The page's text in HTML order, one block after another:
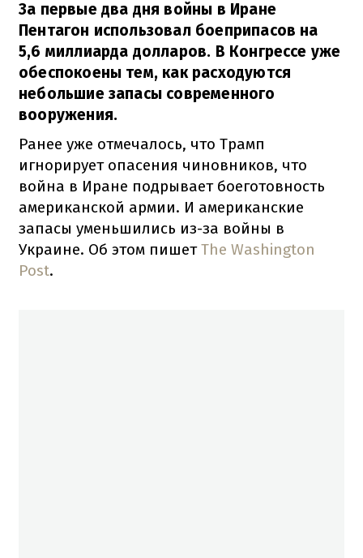
За первые два дня войны в Иране
Пентагон использовал боеприпасов на
5,6 миллиарда долларов. В Конгрессе уже
обеспокоены тем, как расходуются
небольшие запасы современного
вооружения.
Ранее уже отмечалось, что Трамп
игнорирует опасения чиновников, что
война в Иране подрывает боеготовность
американской армии. И американские
запасы уменьшились из-за войны в
Украине. Об этом пишетThe Washington
Post.